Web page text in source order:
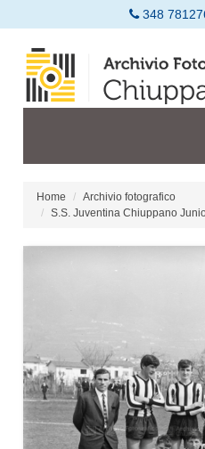
348
Home
Archivio fotografico
S.S. Juventina Chiuppano